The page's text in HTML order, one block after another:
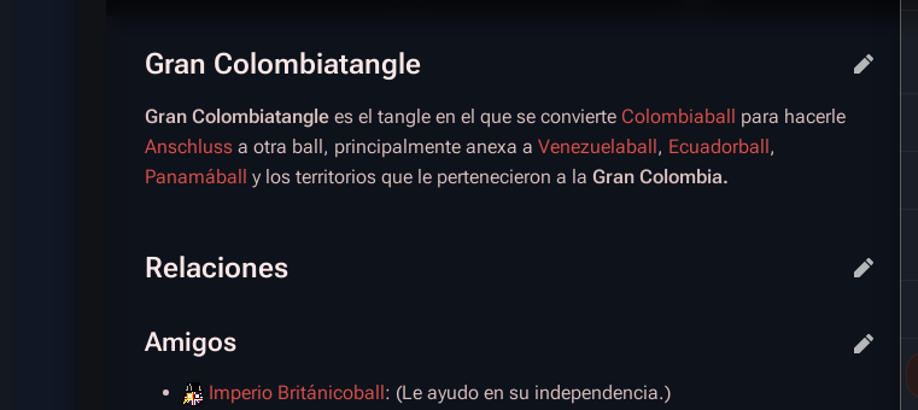
Gran Colombiatangle
Gran Colombiatangle es el tangle en el que se convierte Colombiaball para hacerle
Anschluss a otra ball, principalmente anexa a Venezuelaball, Ecuadorball,
Panamáball y los territorios que le pertenecieron a la Gran Colombia.
Relaciones
Amigos
Imperio Británicoball: (Le ayudo en su independencia.)